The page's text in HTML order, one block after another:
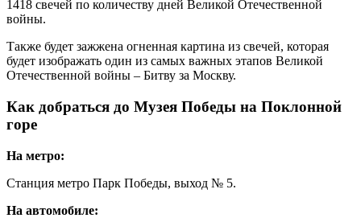
1418 свечей по количеству дней Великой Отечественной
войны.
Также будет зажжена огненная картина из свечей, которая
будет изображать один из самых важных этапов Великой
Отечественной войны – Битву за Москву.
Как добраться до Музея Победы на Поклонной
горе
На метро:
Станция метро Парк Победы, выход № 5.
На автомобиле: